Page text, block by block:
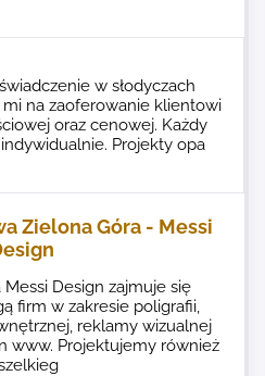
w słodyczach
na zaoferowanie klientowi
oraz cenowej. Każdy
Projekty opa
Zielona Góra - Messi
Design zajmuje się
firm w zakresie poligrafii,
reklamy wizualnej
www. Projektujemy również